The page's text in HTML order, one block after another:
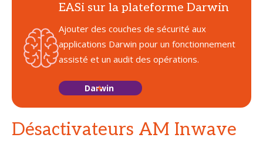
EASi sur la plateforme Darwin
Ajouter des couches de sécurité aux
applications Darwin pour un fonctionnement
assisté et un audit des opérations.
Darwin
Désactivateurs AM Inwave